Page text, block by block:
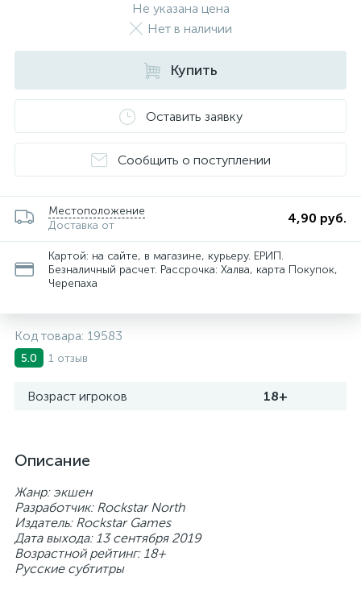
Не указана цена
Нет в наличии
Купить
Оставить заявку
Сообщить о поступлении
Местоположение
Доставка от
4,90 руб.
Картой: на сайте, в магазине, курьеру. ЕРИП.
Безналичный расчет. Рассрочка: Халва, карта Покупок,
Черепаха
Код товара: 19583
5.0 1 отзыв
Возраст игроков 18+
Описание
Жанр: экшен
Разработчик: Rockstar North
Издатель: Rockstar Games
Дата выхода: 13 сентября 2019
Возрастной рейтинг: 18+
Русские субтитры